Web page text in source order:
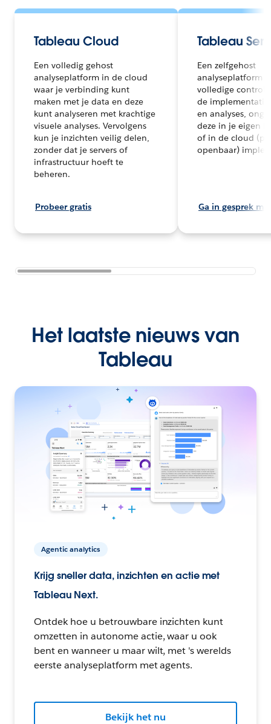
Tableau Cloud
Een volledig gehost
analyseplatform in de cloud
waar je verbinding kunt
maken met je data en deze
kunt analyseren met krachtige
visuele analyses. Vervolgens
kun je inzichten veilig delen,
zonder dat je servers of
infrastructuur hoeft te
beheren.
Probeer gratis
Tableau
Een zelfgehost
analyseplatform
volledige
de implementatie
en analyses,
deze in je eigen
of in de cloud
openbaar)
Ga in gesprek
Het laatste nieuws van
Tableau
Agentic analytics
Krijg sneller data, inzichten en actie met
Tableau Next.
Ontdek hoe u betrouwbare inzichten kunt
omzetten in autonome actie, waar u ook
bent en wanneer u maar wilt, met 's werelds
eerste analyseplatform met agents.
Bekijk het nu